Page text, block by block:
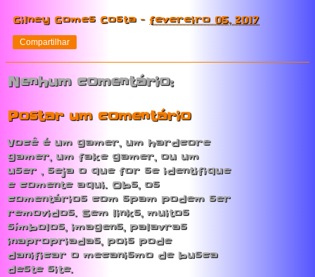
Gilney Gomes Costa - fevereiro 05, 2017
Compartilhar
Nenhum comentário:
Postar um comentário
Você é um gamer, um hardcore
gamer, um fake gamer, ou um
user , seja o que for se identifique
e comente aqui. Obs, os
comentários com spam podem ser
removidos. Sem links, muitos
símbolos, imagens, palavras
inapropriadas, pois pode
danificar o mecanismo de busca
deste site.